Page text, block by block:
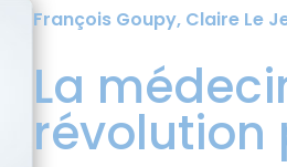
François Goupy, Claire Le
La
révolution